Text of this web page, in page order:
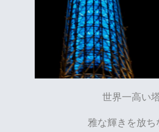
世界一高い
雅な輝きを放ち